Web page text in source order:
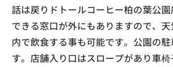
話は戻りドトールコーヒー柏の葉公
できる窓口が外にもありますので、
内で飲食する事も可能です。公園の
す。店舗入り口はスロープがあり車